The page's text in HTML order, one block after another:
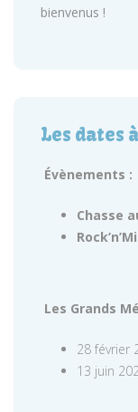
bienvenus !
Les dates
Évènements :
Chasse
Les Grands
28 février
13 juin